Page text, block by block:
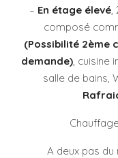
– En étage élevé
composé
(Possibilité 2ème
demande) , cuisine
salle de bains,
A deux pas du